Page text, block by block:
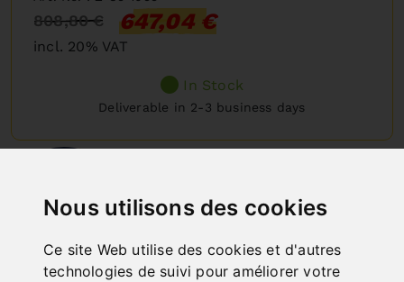
Nous utilisons des cookies
Ce site Web utilise des cookies et d'autres
technologies de suivi pour améliorer votre
808,80 € 647,04 €
incl. 20% VAT
In Stock
Deliverable in 2-3 business days
%
DISCOUNT